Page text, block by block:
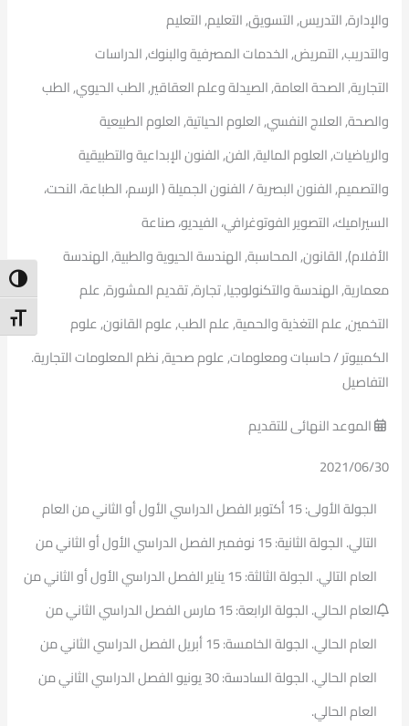
والإدارة, التدريس, التسويق, التعليم, التعليم
والتدريب, التمريض, الخدمات المصرفية والبنوك, الدراسات
التجارية, الصحة العامة, الصيدلة وعلم العقاقير, الطب الحيوي, الطب
والصحة, العلاج النفسي, العلوم الحياتية, العلوم الطبيعية
والرياضيات, العلوم المالية, الفن, الفنون الإبداعية والتطبيقية
والتصميم, الفنون البصرية / الفنون الجميلة ( الرسم، الطباعة، النحت،
السيراميك، التصوير الفوتوغرافي، الفيديو، صناعة
الأفلام), القانون, المحاسبة, الهندسة الحيوية والطبية, الهندسة
معمارية, الهندسة والتكنولوجيا, تجارة, تقديم المشورة, علم
التخمين, علم التغذية والحمية, علم الطب, علوم القانون, علوم
الكمبيوتر / حاسبات ومعلومات, علوم صحية, نظم المعلومات التجارية.
التفاصيل
الموعد النهائى للتقديم
2021/06/30
الجولة الأولى: 15 أكتوبر الفصل الدراسي الأول أو الثاني من العام
التالي. الجولة الثانية: 15 نوفمبر الفصل الدراسي الأول أو الثاني من
العام التالي. الجولة الثالثة: 15 يناير الفصل الدراسي الأول أو الثاني من
العام الحالي. الجولة الرابعة: 15 مارس الفصل الدراسي الثاني من
العام الحالي. الجولة الخامسة: 15 أبريل الفصل الدراسي الثاني من
العام الحالي. الجولة السادسة: 30 يونيو الفصل الدراسي الثاني من
العام الحالي.